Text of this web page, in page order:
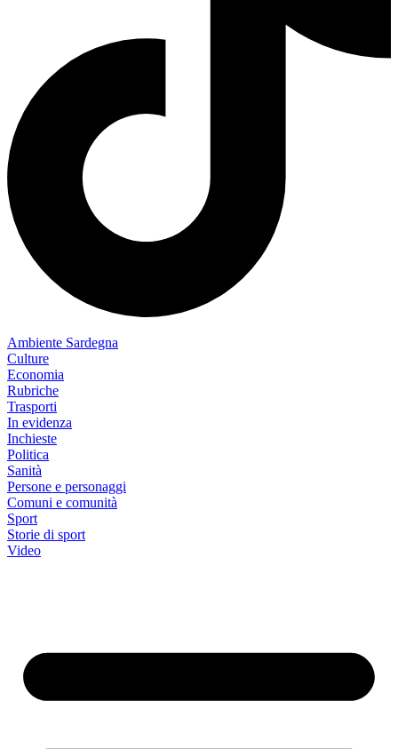
Ambiente Sardegna
Culture
Economia
Rubriche
Trasporti
In evidenza
Inchieste
Politica
Sanità
Persone e personaggi
Comuni e comunità
Sport
Storie di sport
Video